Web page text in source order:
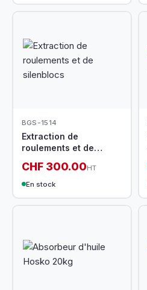
BGS-1514
Extraction de
roulements et de
CHF 300.00HT
En stock